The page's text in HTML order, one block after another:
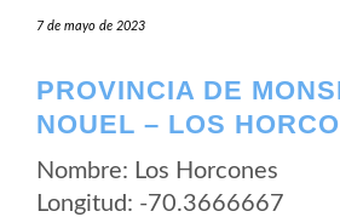
7 de mayo de 2023
PROVINCIA DE
NOUEL – LOS
Nombre: Los Horcones
Longitud: -70.3666667